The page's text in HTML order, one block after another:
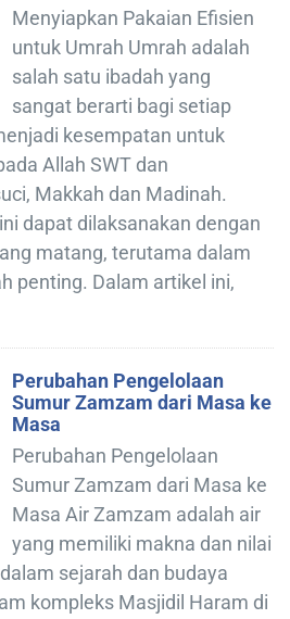
Menyiapkan Pakaian Efisien
untuk Umrah Umrah adalah
salah satu ibadah yang
sangat berarti bagi setiap
kesempatan untuk
Allah SWT dan
Makkah dan Madinah.
dapat dilaksanakan dengan
matang, terutama dalam
penting. Dalam artikel ini,
Perubahan Pengelolaan
Sumur Zamzam dari Masa ke
Masa
Perubahan Pengelolaan
Sumur Zamzam dari Masa ke
Masa Air Zamzam adalah air
yang memiliki makna dan nilai
sejarah dan budaya
kompleks Masjidil Haram di